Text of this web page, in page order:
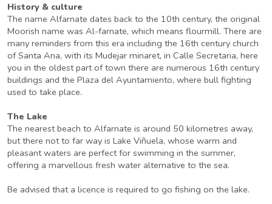
History & culture
The name Alfarnate dates back to the 10th century, the original
Moorish name was Al-farnate, which means flourmill. There are
many reminders from this era including the 16th century church
of Santa Ana, with its Mudejar minaret, in Calle Secretaria, here
you in the oldest part of town there are numerous 16th century
buildings and the Plaza del Ayuntamiento, where bull fighting
used to take place.
The Lake
The nearest beach to Alfarnate is around 50 kilometres away,
but there not to far way is Lake Viñuela, whose warm and
pleasant waters are perfect for swimming in the summer,
offering a marvellous fresh water alternative to the sea.
Be advised that a licence is required to go fishing on the lake.